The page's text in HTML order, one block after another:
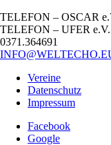
TELEFON – OSCAR
TELEFON – UFER
0371.364691
Vereine
Datenschutz
Impressum
Facebook
Google